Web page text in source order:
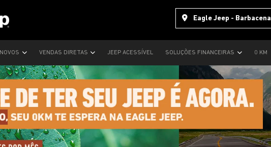
Eagle Jeep - Barbacena
NOVOS VENDAS DIRETAS JEEP ACESSÍVEL SOLUÇÕES FINANCEIRAS 0 KM